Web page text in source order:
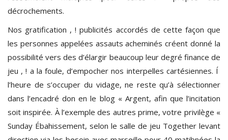
décrochements.
Nos gratification , ! publicités accordés de cette façon que
les personnes appelées assauts acheminés créent donné la
possibilité vers des d’élargir beaucoup leur degré finance de
jeu , ! a la foule, d’empocher nos interpelles cartésiennes. Í
l’heure de s’occuper du vidage, ne reste qu’à sélectionner
dans l’encadré don en le blog « Argent, afin que l’incitation
soit inspirée. À l’exemple des autres prime, votre privilège «
Sunday Ébahissement, selon le salle de jeu Together levant